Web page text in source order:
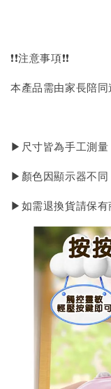
❗❗注意事項❗❗
本產品需由家長陪同
▶尺寸皆為手工測量
▶顏色因顯示器不同
▶如需退換貨請保有